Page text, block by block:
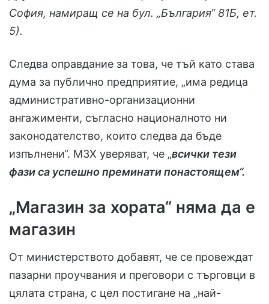
София, намиращ се на бул. „България“ 81Б, ет.
5).
Следва оправдание за това, че тъй като става
дума за публично предприятие, „има редица
административно-организационни
ангажименти, съгласно националното ни
законодателство, които следва да бъде
изпълнени“. МЗХ уверяват, че „всички тези
фази са успешно преминати понастоящем“.
„Магазин за хората“ няма да е
магазин
От министерството добавят, че се провеждат
пазарни проучвания и преговори с търговци в
цялата страна, с цел постигане на „най-